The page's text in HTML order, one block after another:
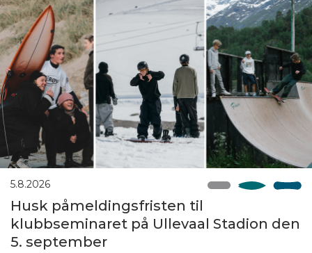
5.8.2026
Husk påmeldingsfristen til
klubbseminaret på Ullevaal Stadion den
5. september